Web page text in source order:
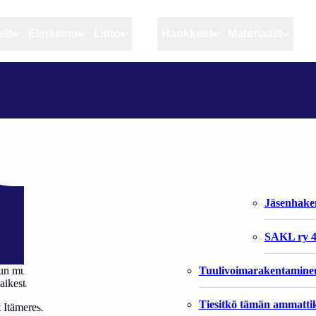
Artikkelit Elinkeino
Rannikko ja
Elinkeinokalatalouden
Kalat ja kalatalous
Vahinkoeläimet
Tiesitkö tämän
Liitto
Liiton
SAKL ry
kalojen haitallisiin vierasaineisiin, hylkeiden aiheuttamien
– niin luonnossa kuin ihmisen toiminnassakin.
huonosti, kertyvät eliöstöön ja rikastuvat ravintoketjussa.